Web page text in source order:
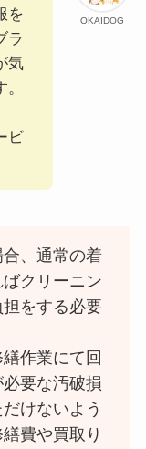
OKAIDOG
を
ラ
気
ビ
、通常の着
クリーニン
をする必要
作業にて回
要な汚破損
けないよう
費や買取り